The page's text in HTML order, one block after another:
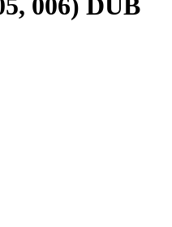
006) DUB